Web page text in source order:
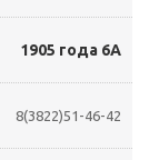
1905 года 6А
8(3822)51-46-42